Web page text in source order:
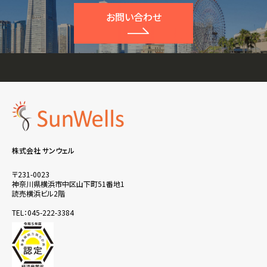
お問い合わせ
株式会社 サンウェル
〒231-0023
神奈川県横浜市中区山下町51番地1
読売横浜ビル2階
TEL：045-222-3384